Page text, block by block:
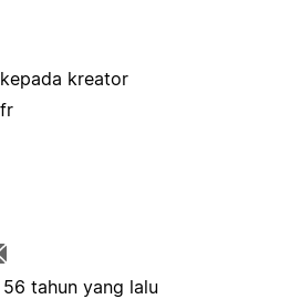
kreator
tahun yang lalu